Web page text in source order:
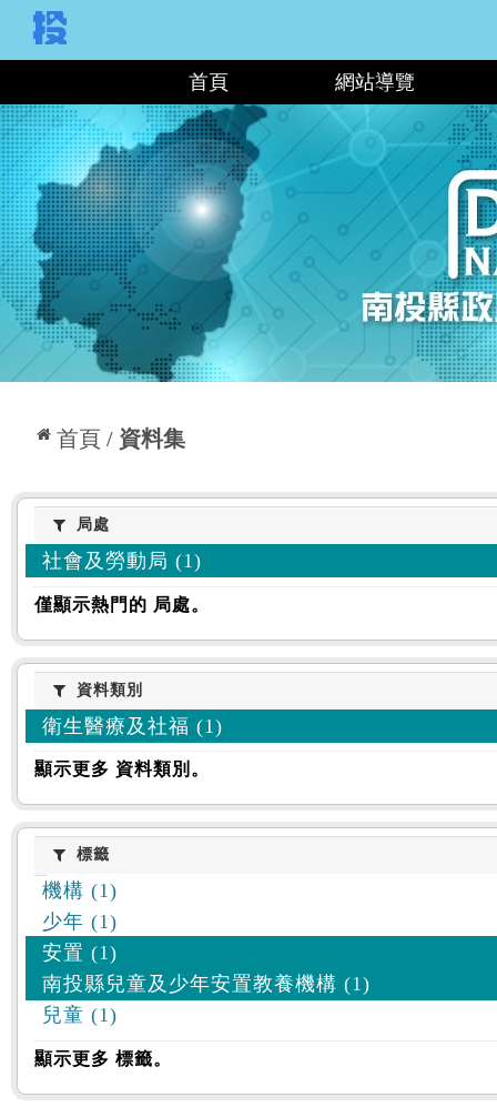
首頁 網站導覽
首頁 資料集
:::
局處局處
社會及勞動局 (1)
僅顯示熱門的 局處。
資料類別
資料類別
衛生醫療及社福 (1)
顯示更多 資料類別。
標籤標籤
機構 (1)
少年 (1)
安置 (1)
南投縣兒童及少年安置教養機構 (1)
兒童 (1)
顯示更多 標籤。